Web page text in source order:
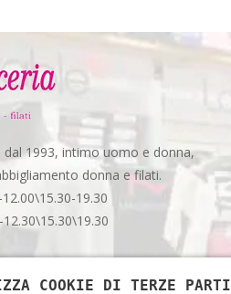
1993, intimo uomo e donna,
donna e filati.
19.30
3 - Bovolone (VR)
COOKIE DI TERZE PARTI